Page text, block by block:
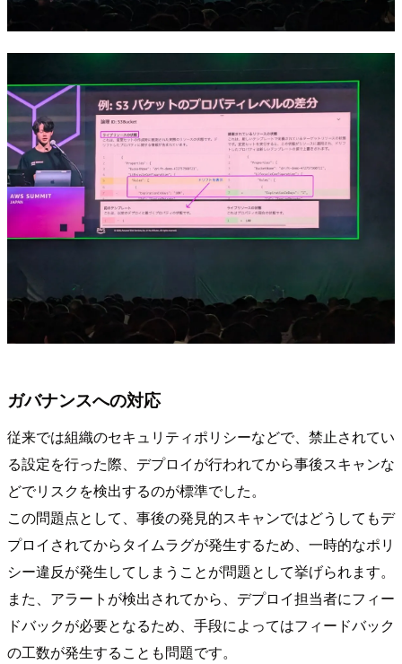
ガバナンスへの対応
従来では組織のセキュリティポリシーなどで、禁止されてい
る設定を行った際、デプロイが行われてから事後スキャンな
どでリスクを検出するのが標準でした。
この問題点として、事後の発見的スキャンではどうしてもデ
プロイされてからタイムラグが発生するため、一時的なポリ
シー違反が発生してしまうことが問題として挙げられます。
また、アラートが検出されてから、デプロイ担当者にフィー
ドバックが必要となるため、手段によってはフィードバック
の工数が発生することも問題です。